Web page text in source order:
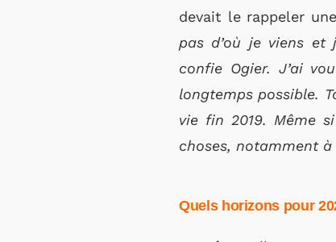
devait le rappeler
pas d’où je viens et
confie Ogier. J’ai
longtemps possible.
vie fin 2019. Même
choses, notamment
Quels horizons pour